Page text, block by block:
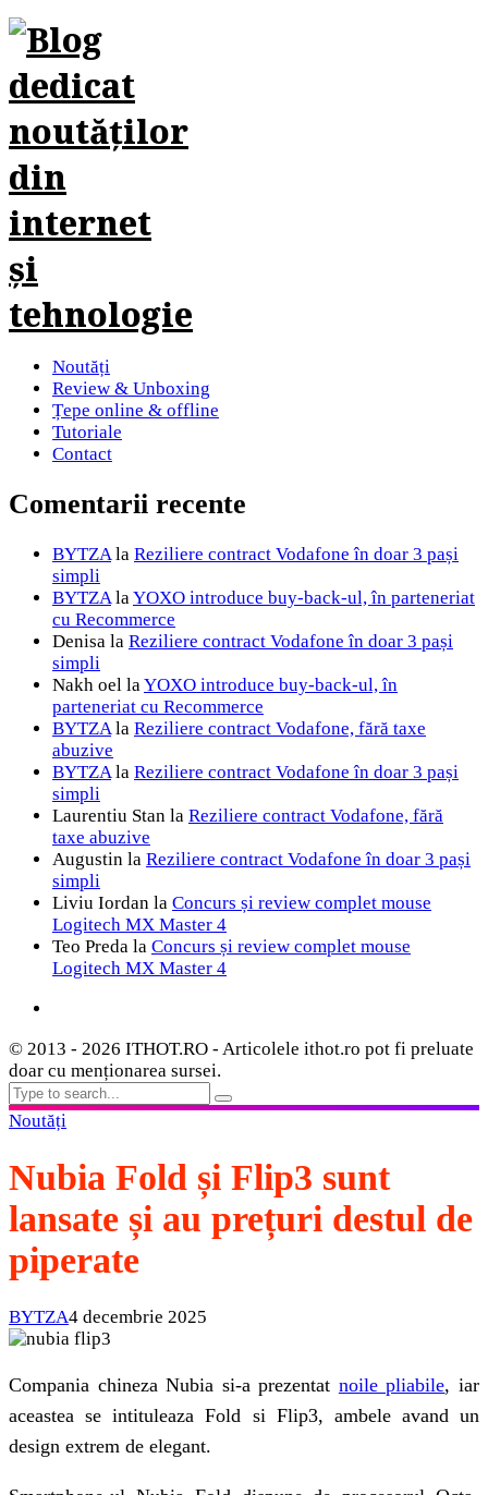
Noutăți
Review & Unboxing
Țepe online & offline
Tutoriale
Contact
Comentarii recente
BYTZAla Reziliere contract Vodafone în doar 3 pași
simpli
BYTZAlaYOXO introduce buy-back-ul, în parteneriat
cu Recommerce
Denisa la Reziliere contract Vodafone în doar 3 pași
simpli
Nakh oel laYOXO introduce buy-back-ul, în
parteneriat cu Recommerce
BYTZAla Reziliere contract Vodafone, fără taxe
abuzive
BYTZAla Reziliere contract Vodafone în doar 3 pași
simpli
Laurentiu Stan la Reziliere contract Vodafone, fără
taxe abuzive
Augustin la Reziliere contract Vodafone în doar 3 pași
simpli
Liviu Iordan la Concurs și review complet mouse
Logitech MX Master 4
Teo Preda la Concurs și review complet mouse
Logitech MX Master 4
© 2013 - 2026 ITHOT.RO - Articolele ithot.ro pot fi preluate
doar cu menționarea sursei.
Noutăți
Nubia Fold și Flip3 sunt
lansate și au prețuri destul de
piperate
BYTZA4 decembrie 2025
Compania chineza Nubia si-a prezentat noile pliabile, iar
aceastea se intituleaza Fold si Flip3, ambele avand un
design extrem de elegant.